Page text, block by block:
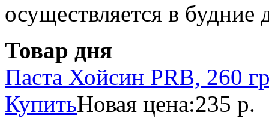
осуществляется в будние
Товар дня
Паста Хойсин PRB, 260
КупитьНовая цена:235 р.